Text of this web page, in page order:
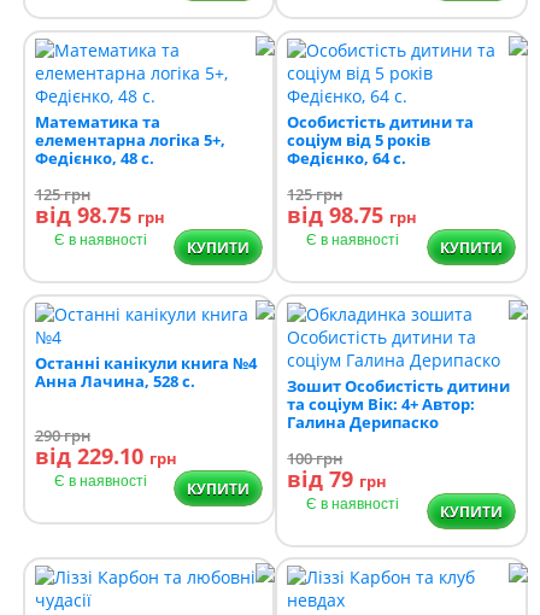
Математика та
елементарна логіка 5+,
Федієнко, 48 с.
125грн
від 98.75 грн
Є в наявності КУПИТИ
Особистість дитини та
соціум від 5 років
Федієнко, 64 с.
125грн
від 98.75 грн
Є в наявності КУПИТИ
Останні канікули книга №4
Анна Лачина, 528 с.
290грн
від 229.10 грн
Є в наявності КУПИТИ
Зошит Особистість дитини
та соціум Вік: 4+ Автор:
Галина Дерипаско
100грн
від 79 грн
Є в наявності КУПИТИ